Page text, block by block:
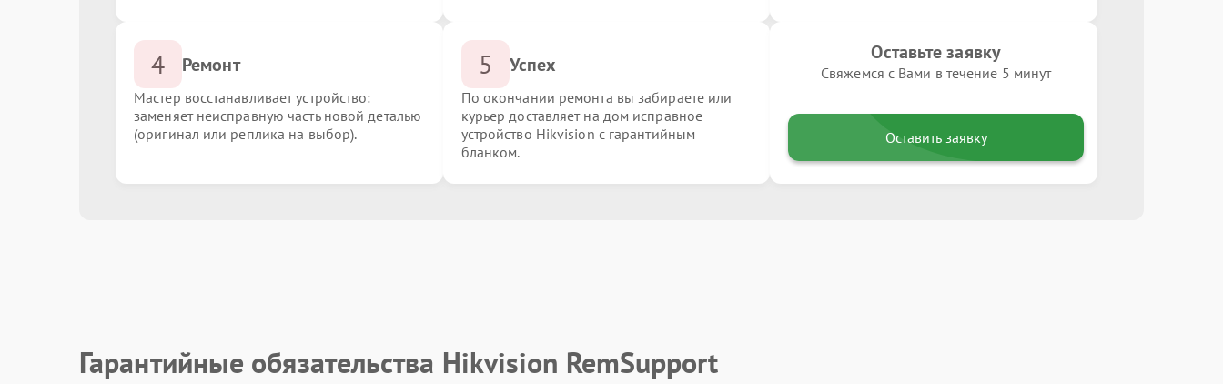
4 Ремонт
Мастер восстанавливает устройство:
заменяет неисправную часть новой деталью
(оригинал или реплика на выбор).
5 Успех
По окончании ремонта вы забираете или
курьер доставляет на дом исправное
устройство Hikvision с гарантийным
бланком.
Оставьте заявку
Свяжемся с Вами в течение 5 минут
Оставить заявку
Гарантийные обязательства Hikvision RemSupport